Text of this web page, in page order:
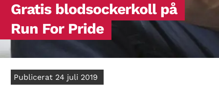
Gratis blodsockerkoll på
Run For Pride
Publicerat 24 juli 2019